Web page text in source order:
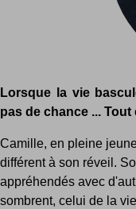
Lorsque la vie
pas de chance ...
Camille, en pleine
différent à son réveil.
appréhendés avec
sombrent, celui de la